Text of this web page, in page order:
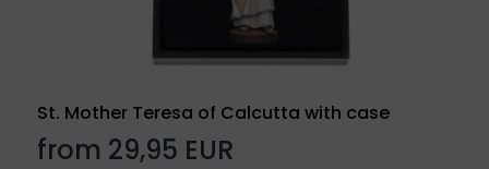
St. Mother Teresa of Calcutta with case
from 29,95 EUR